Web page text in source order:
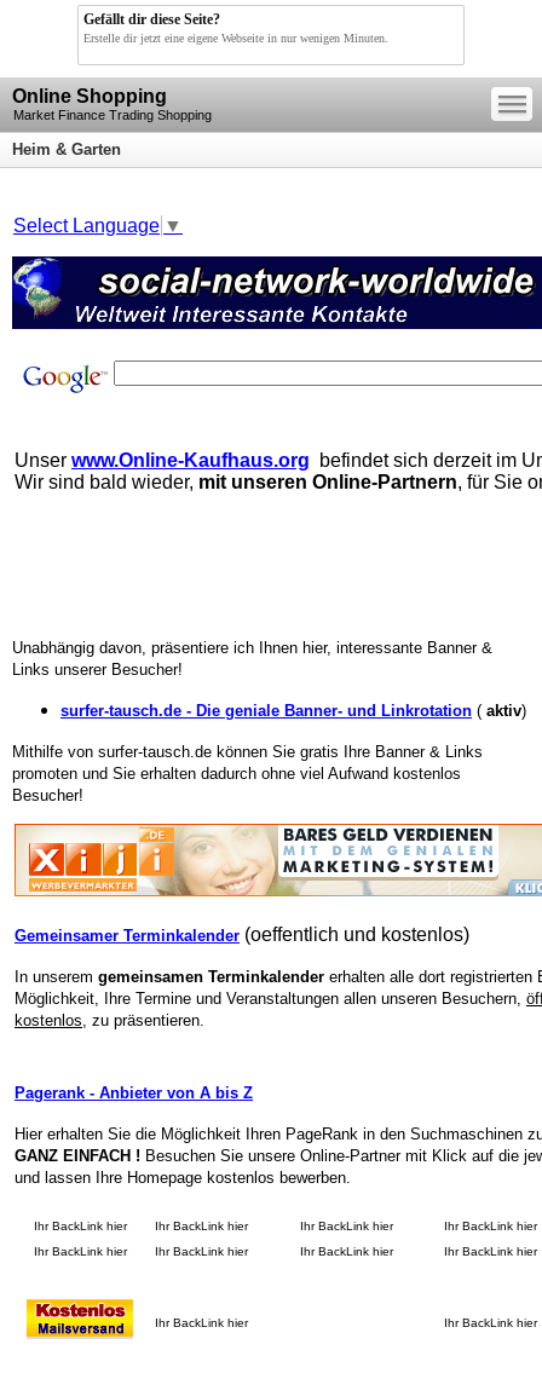
Gefällt dir diese Seite?
Erstelle dir jetzt eine eigene Webseite in nur wenigen Minuten.
Online Shopping
Market Finance Trading Shopping
—
—
—
Heim & Garten
Select Language ▼
Unser www.Online-Kaufhaus.org
befindet sich derzeit im
Wir sind bald wieder, mit unseren Online-Partnern, für Sie
Unabhängig davon, präsentiere ich Ihnen hier, interessante Banner &
Links unserer Besucher!
surfer-tausch.de - Die geniale Banner- und Linkrotation ( aktiv)
Mithilfe von surfer-tausch.de können Sie gratis Ihre Banner & Links
promoten und Sie erhalten dadurch ohne viel Aufwand kostenlos
Besucher!
Gemeinsamer Terminkalender (oeffentlich und kostenlos)
In unserem gemeinsamen Terminkalender erhalten alle dort registrierten
Möglichkeit, Ihre Termine und Veranstaltungen allen unseren Besuchern,
kostenlos, zu präsentieren.
Pagerank - Anbieter von A bis Z
Hier erhalten Sie die Möglichkeit Ihren PageRank in den Suchmaschinen
GANZ EINFACH ! Besuchen Sie unsere Online-Partner mit Klick auf die
und lassen Ihre Homepage kostenlos bewerben.
Ihr BackLink hier Ihr BackLink hier Ihr BackLink hier
Ihr BackLink hier
Ihr BackLink hier
Ihr BackLink hier Ihr BackLink hier Ihr BackLink hier
Ihr BackLink hier Ihr BackLink hier